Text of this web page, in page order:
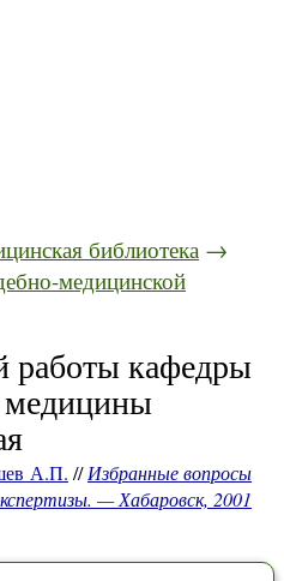
библиотека →
медицинской
работы кафедры
медицины
А.П. //Избранные вопросы
— Хабаровск, 2001